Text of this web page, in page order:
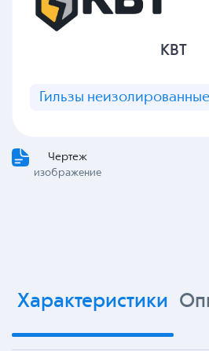
КВТ
Гильзы неизолированные
Чертеж
изображение
Характеристики